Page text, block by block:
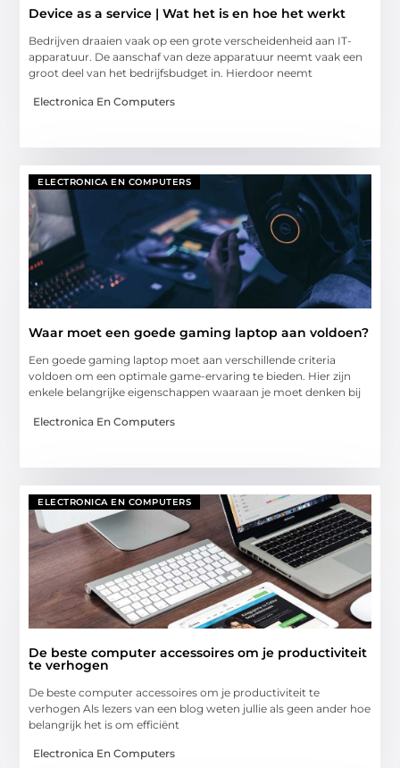
Device as a service | Wat het is en hoe het werkt
Bedrijven draaien vaak op een grote verscheidenheid aan IT-
apparatuur. De aanschaf van deze apparatuur neemt vaak een
groot deel van het bedrijfsbudget in. Hierdoor neemt
Electronica En Computers
ELECTRONICA EN COMPUTERS
Waar moet een goede gaming laptop aan voldoen?
Een goede gaming laptop moet aan verschillende criteria
voldoen om een optimale game-ervaring te bieden. Hier zijn
enkele belangrijke eigenschappen waaraan je moet denken bij
Electronica En Computers
ELECTRONICA EN COMPUTERS
De beste computer accessoires om je productiviteit
te verhogen
De beste computer accessoires om je productiviteit te
verhogen Als lezers van een blog weten jullie als geen ander hoe
belangrijk het is om efficiënt
Electronica En Computers